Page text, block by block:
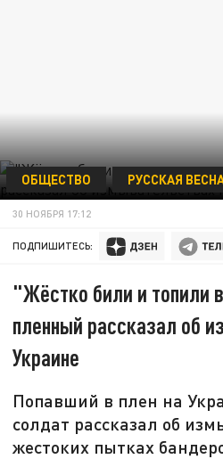
ОБЩЕСТВО РУССКАЯ
30 НОЯБРЯ 17:12
ПОДПИШИТЕСЬ:
"Жёстко били и топили
пленный рассказал об
Украине
Попавший в плен на
солдат рассказал об
жестоких пытках